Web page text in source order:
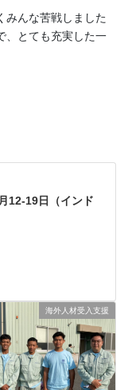
みんな苦戦しました
、とても充実した一
12-19日（インド
海外人材受入支援